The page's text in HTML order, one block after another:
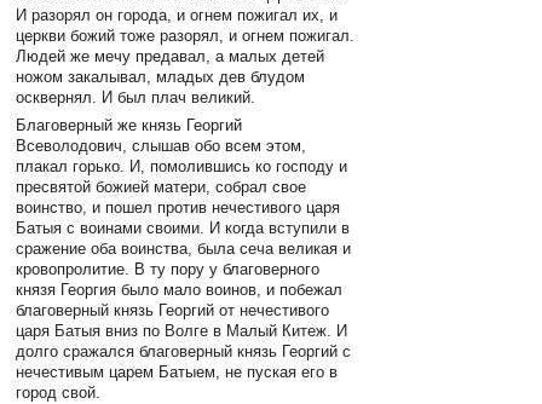
И разорял он города, и огнем пожигал их, и
церкви божий тоже разорял, и огнем пожигал.
Людей же мечу предавал, а малых детей
ножом закалывал, младых дев блудом
осквернял. И был плач великий.
Благоверный же князь Георгий
Всеволодович, слышав обо всем этом,
плакал горько. И, помолившись ко господу и
пресвятой божией матери, собрал свое
воинство, и пошел против нечестивого царя
Батыя с воинами своими. И когда вступили в
сражение оба воинства, была сеча великая и
кровопролитие. В ту пору у благоверного
князя Георгия было мало воинов, и побежал
благоверный князь Георгий от нечестивого
царя Батыя вниз по Волге в Малый Китеж. И
долго сражался благоверный князь Георгий с
нечестивым царем Батыем, не пуская его в
город свой.